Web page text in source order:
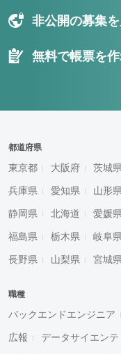
非公開の募集
無料で帳票を
都道府県
東京都 大阪府 茨城県
兵庫県 愛知県 山形県
静岡県 北海道 愛媛県
福島県 栃木県 岐阜県
長野県 山梨県 宮城県
職種
バックエンドエンジニア
広報 データサイエンテ